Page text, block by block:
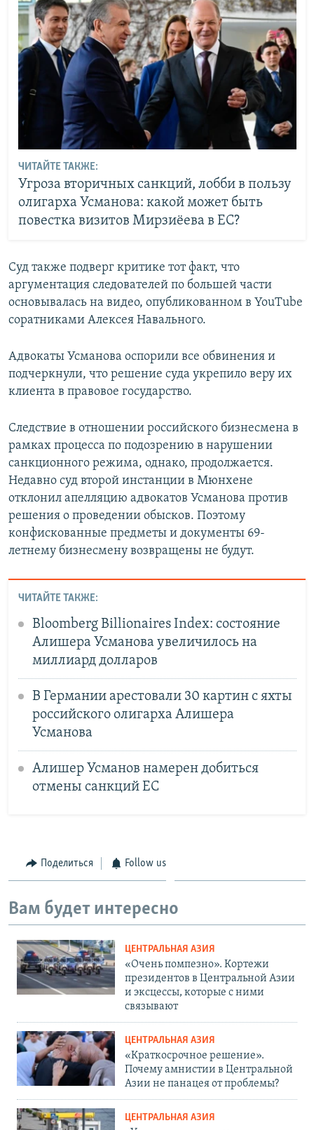
ЧИТАЙТЕ ТАКЖЕ:
Угроза вторичных санкций, лобби в пользу
олигарха Усманова: какой может быть
повестка визитов Мирзиёева в ЕС?
Суд также подверг критике тот факт, что
аргументация следователей по большей части
основывалась на видео, опубликованном в YouTube
соратниками Алексея Навального.
Адвокаты Усманова оспорили все обвинения и
подчеркнули, что решение суда укрепило веру их
клиента в правовое государство.
Следствие в отношении российского бизнесмена в
рамках процесса по подозрению в нарушении
санкционного режима, однако, продолжается.
Недавно суд второй инстанции в Мюнхене
отклонил апелляцию адвокатов Усманова против
решения о проведении обысков. Поэтому
конфискованные предметы и документы 69-
летнему бизнесмену возвращены не будут.
ЧИТАЙТЕ ТАКЖЕ:
Bloomberg Billionaires Index: состояние
Алишера Усманова увеличилось на
миллиард долларов
В Германии арестовали 30 картин с яхты
российского олигарха Алишера
Усманова
Алишер Усманов намерен добиться
отмены санкций ЕС
Поделиться Follow us
Вам будет интересно
ЦЕНТРАЛЬНАЯ АЗИЯ
«Очень помпезно». Кортежи
президентов в Центральной Азии
и эксцессы, которые с ними
связывают
ЦЕНТРАЛЬНАЯ АЗИЯ
«Краткосрочное решение».
Почему амнистии в Центральной
Азии не панацея от проблемы?
ЦЕНТРАЛЬНАЯ АЗИЯ